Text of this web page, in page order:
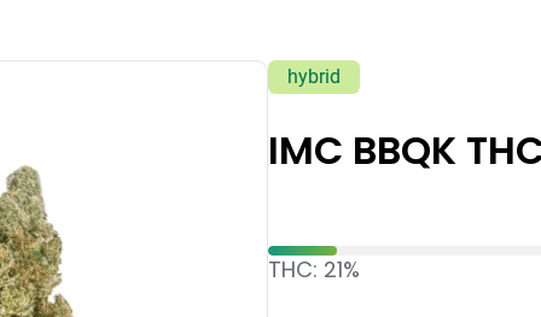
hybrid
IMC BBQK
THC: 21%